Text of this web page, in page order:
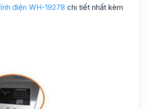
điện WH-19278 chi tiết nhất kèm